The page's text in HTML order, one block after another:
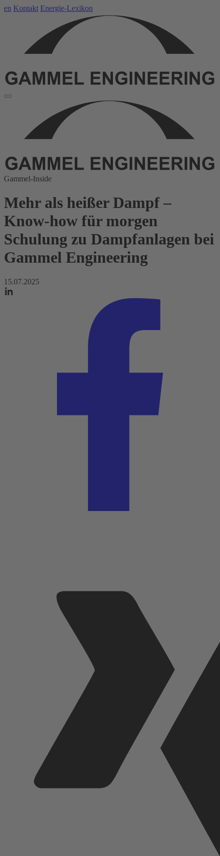
en Kontakt Energie-Lexikon
Gammel-Inside
Mehr als heißer Dampf –
Know-how für morgen
Schulung zu Dampfanlagen bei
Gammel Engineering
15.07.2025